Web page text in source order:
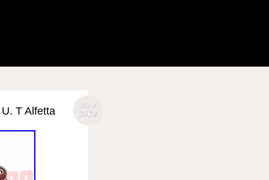
déc 3
2024
T Alfetta